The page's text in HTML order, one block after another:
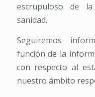
escrupuloso de
sanidad.
Seguiremos
función de la
con respecto al
nuestro ámbito